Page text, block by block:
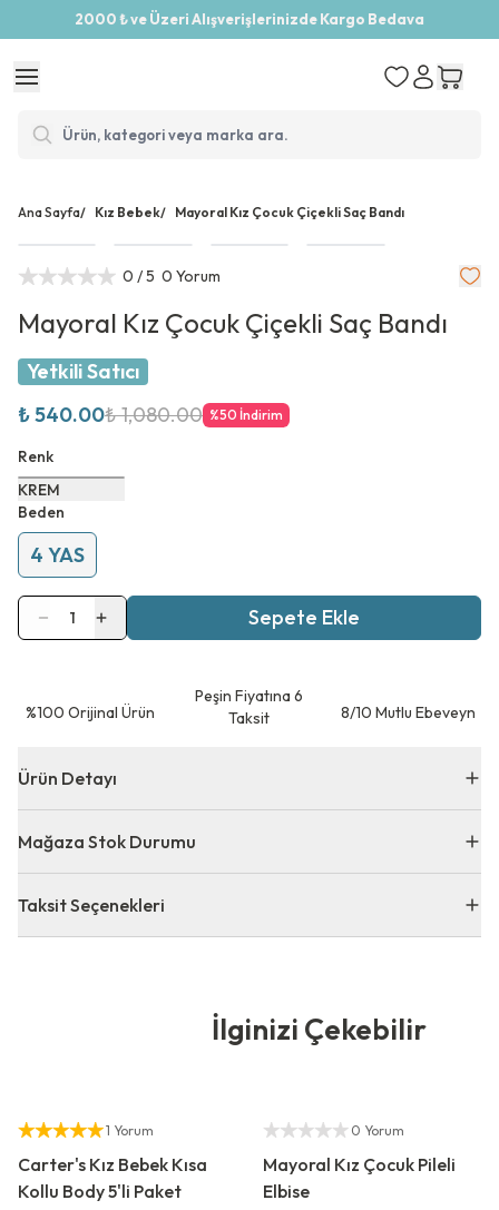
2000 ₺ ve Üzeri Alışverişlerinizde Kargo Bedava
Ana Sayfa/ Kız Bebek/ Mayoral Kız Çocuk Çiçekli Saç Bandı
0 / 5 0 Yorum
Mayoral Kız Çocuk Çiçekli Saç Bandı
Yetkili Satıcı
₺ 540.00₺ 1,080.00 %50 İndirim
Renk
KREM
Beden
4 YAS
1 Sepete Ekle
⁠%100 Orijinal Ürün
Peşin Fiyatına 6
Taksit
8/10 Mutlu Ebeveyn
Ürün Detayı
Mağaza Stok Durumu
Taksit Seçenekleri
İlginizi Çekebilir
Yetkili Satıcı
1 Yorum
Carter's Kız Bebek Kısa
Kollu Body 5'li Paket
Yetkili Satıcı
0 Yorum
Mayoral Kız Çocuk Pileli
Elbise